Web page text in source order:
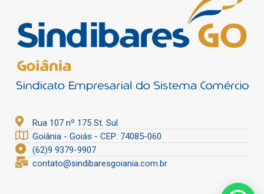
Rua 107 nº 175 St. Sul
Goiânia - Goiás - CEP: 74085-060
(62)9 9379-9907
contato@sindibaresgoiania.com.br